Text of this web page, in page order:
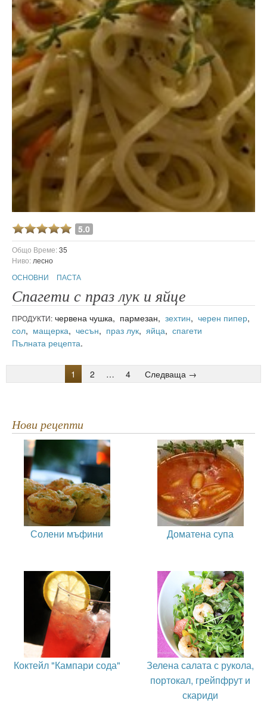
5.0
Общо Време:35
Ниво: лесно
ОСНОВНИ
ПАСТА
Спагети с праз лук и яйце
ПРОДУКТИ: червена чушка, пармезан, зехтин, черен пипер,
сол, мащерка, чесън, праз лук, яйца, спагети
Пълната рецепта.
1 2 … 4 Следваща →
Нови рецепти
Солени мъфини Доматена супа
Коктейл "Кампари сода"
Зелена салата с рукола,
портокал, грейпфрут и
скариди